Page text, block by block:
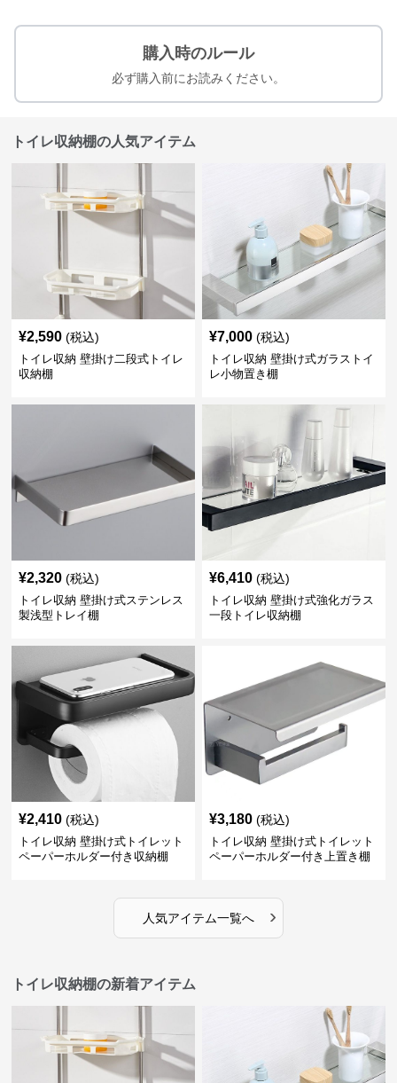
購入時のルール
必ず購入前にお読みください。
トイレ収納棚の人気アイテム
¥2,590 (税込)
トイレ収納 壁掛け二段式トイレ
収納棚
¥7,000 (税込)
トイレ収納 壁掛け式ガラストイ
レ小物置き棚
¥2,320 (税込)
トイレ収納 壁掛け式ステンレス
製浅型トレイ棚
¥6,410 (税込)
トイレ収納 壁掛け式強化ガラス
一段トイレ収納棚
¥2,410 (税込)
トイレ収納 壁掛け式トイレット
ペーパーホルダー付き収納棚
¥3,180 (税込)
トイレ収納 壁掛け式トイレット
ペーパーホルダー付き上置き棚
人気アイテム一覧へ ›
トイレ収納棚の新着アイテム